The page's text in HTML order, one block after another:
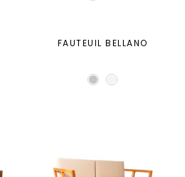
FAUTEUIL BELLANO